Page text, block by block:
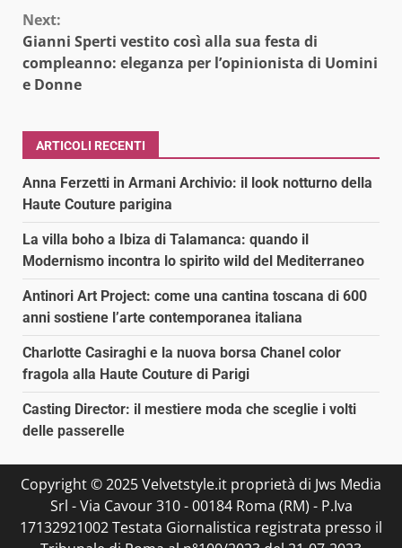
Next:
Gianni Sperti vestito così alla sua festa di
compleanno: eleganza per l’opinionista di Uomini
e Donne
ARTICOLI RECENTI
Anna Ferzetti in Armani Archivio: il look notturno della
Haute Couture parigina
La villa boho a Ibiza di Talamanca: quando il
Modernismo incontra lo spirito wild del Mediterraneo
Antinori Art Project: come una cantina toscana di 600
anni sostiene l’arte contemporanea italiana
Charlotte Casiraghi e la nuova borsa Chanel color
fragola alla Haute Couture di Parigi
Casting Director: il mestiere moda che sceglie i volti
delle passerelle
Copyright © 2025 Velvetstyle.it proprietà di Jws Media
Srl - Via Cavour 310 - 00184 Roma (RM) - P.Iva
17132921002 Testata Giornalistica registrata presso il